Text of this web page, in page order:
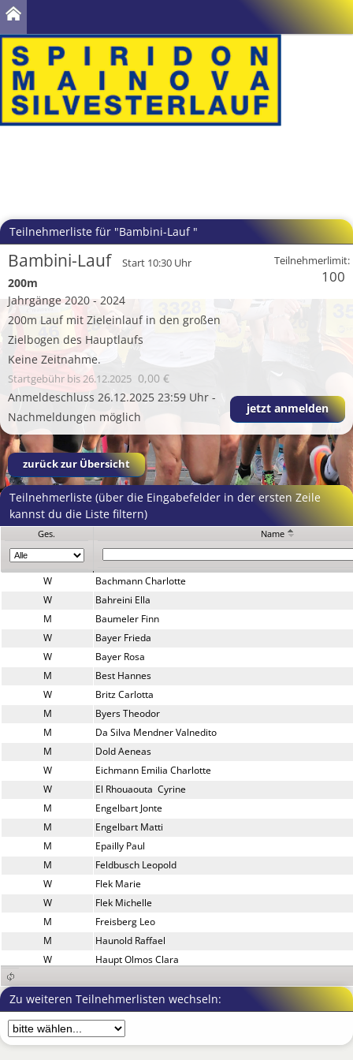
Teilnehmerliste für "Bambini-Lauf "
Bambini-Lauf Start 10:30 Uhr
200m
Jahrgänge 2020 - 2024
200m Lauf mit Zieleinlauf in den großen
Zielbogen des Hauptlaufs
Keine Zeitnahme.
Startgebühr bis 26.12.2025 0,00 €
Anmeldeschluss 26.12.2025 23:59 Uhr -
Nachmeldungen möglich
Teilnehmerlimit:
100
jetzt anmelden
zurück zur Übersicht
Teilnehmerliste (über die Eingabefelder in der ersten Zeile
kannst du die Liste filtern)
Ges. Name
W
Bachmann Charlotte
W
Bahreini Ella
M
Baumeler Finn
W
Bayer Frieda
W
Bayer Rosa
M
Best Hannes
W
Britz Carlotta
M
Byers Theodor
M
Da Silva Mendner Valnedito
M
Dold Aeneas
W
Eichmann Emilia Charlotte
W
El Rhouaouta  Cyrine
M
Engelbart Jonte
M
Engelbart Matti
M
Epailly Paul
M
Feldbusch Leopold
W
Flek Marie
W
Flek Michelle
M
Freisberg Leo
M
Haunold Raffael
W
Haupt Olmos Clara
W
Helm Luise
W
Henkel Klara
W
Izzi Chiara
Zu weiteren Teilnehmerlisten wechseln: